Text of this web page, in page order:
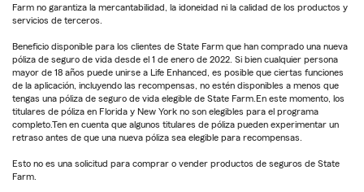
Farm no garantiza la mercantabilidad, la idoneidad ni la calidad de los productos y
servicios de terceros.
Beneficio disponible para los clientes de State Farm que han comprado una nueva
póliza de seguro de vida desde el 1 de enero de 2022. Si bien cualquier persona
mayor de 18 años puede unirse a Life Enhanced, es posible que ciertas funciones
de la aplicación, incluyendo las recompensas, no estén disponibles a menos que
tengas una póliza de seguro de vida elegible de State Farm.En este momento, los
titulares de póliza en Florida y New York no son elegibles para el programa
completo.Ten en cuenta que algunos titulares de póliza pueden experimentar un
retraso antes de que una nueva póliza sea elegible para recompensas.
Esto no es una solicitud para comprar o vender productos de seguros de State
Farm.